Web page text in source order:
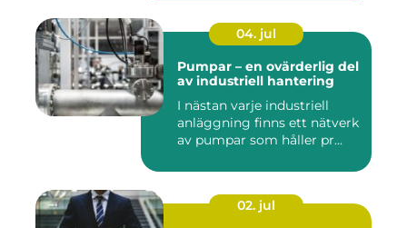
04. jul
Pumpar – en ovärderlig del
av industriell hantering
I nästan varje industriell
anläggning finns ett nätverk
av pumpar som håller pr...
02. jul